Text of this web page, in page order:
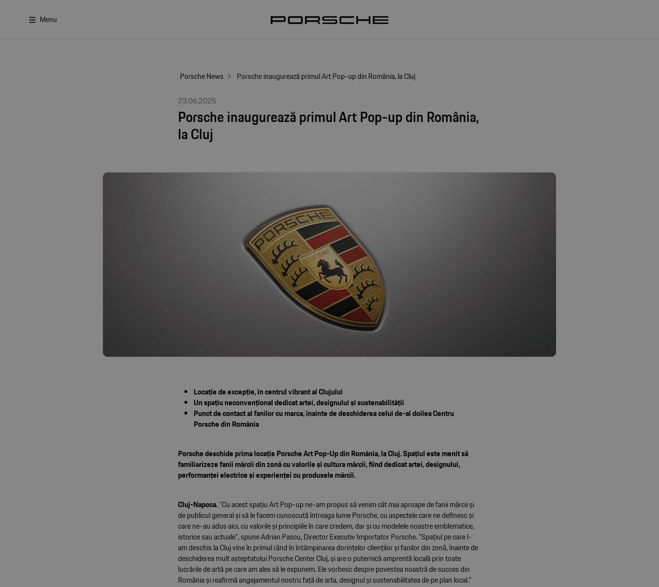
Menu
Porsche News
Porsche inaugurează primul Art Pop-up din România, la Cluj
23.06.2025
Porsche inaugurează primul Art Pop-up din România,
la Cluj
Locație de excepție, în centrul vibrant al Clujului
Un spațiu neconvențional dedicat artei, designului și sustenabilității
Punct de contact al fanilor cu marca, înainte de deschiderea celui de-al doilea Centru
Porsche din România
Porsche deschide prima locație Porsche Art Pop-Up din România, la Cluj. Spațiul este menit să
familiarizeze fanii mărcii din zonă cu valorile și cultura mărcii, fiind dedicat artei, designului,
performanței electrice și experienței cu produsele mărcii.
Cluj-Napoca.”Cu acest spațiu Art Pop-up ne-am propus să venim cât mai aproape de fanii mărcii și
de publicul general și să le facem cunoscută întreaga lume Porsche, cu aspectele care ne definesc și
care ne-au adus aici, cu valorile și principiile în care credem, dar și cu modelele noastre emblematice,
istorice sau actuale”, spune Adrian Pascu, Director Executiv Importator Porsche. ”Spațiul pe care l-
am deschis la Cluj vine în primul rând în întâmpinarea dorințelor clienților și fanilor din zonă, înainte de
deschiderea mult așteptatului Porsche Center Cluj, și are o puternică amprentă locală prin toate
lucrările de artă pe care am ales să le expunem. Ele vorbesc despre povestea noastră de succes din
România și reafirmă angajamentul nostru față de arta, designul și sustenabilitatea de pe plan local.”